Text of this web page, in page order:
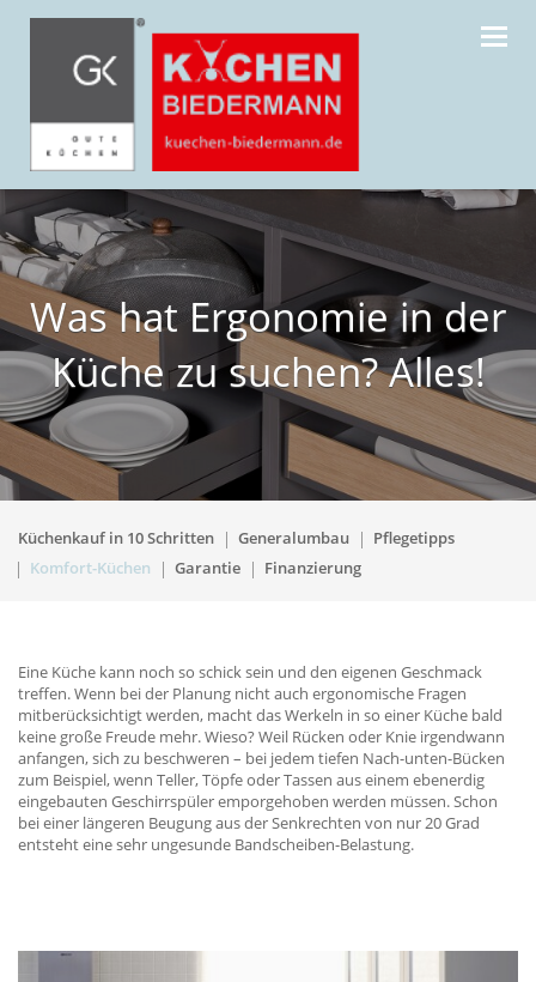
Was hat Ergonomie in der
Küche zu suchen? Alles!
Küchenkauf in 10 Schritten Generalumbau
Pflegetipps
Komfort-Küchen
Garantie Finanzierung
Eine Küche kann noch so schick sein und den eigenen Geschmack
treffen. Wenn bei der Planung nicht auch ergonomische Fragen
mitberücksichtigt werden, macht das Werkeln in so einer Küche bald
keine große Freude mehr. Wieso? Weil Rücken oder Knie irgendwann
anfangen, sich zu beschweren – bei jedem tiefen Nach-unten-Bücken
zum Beispiel, wenn Teller, Töpfe oder Tassen aus einem ebenerdig
eingebauten Geschirrspüler emporgehoben werden müssen. Schon
bei einer längeren Beugung aus der Senkrechten von nur 20 Grad
entsteht eine sehr ungesunde Bandscheiben-Belastung.